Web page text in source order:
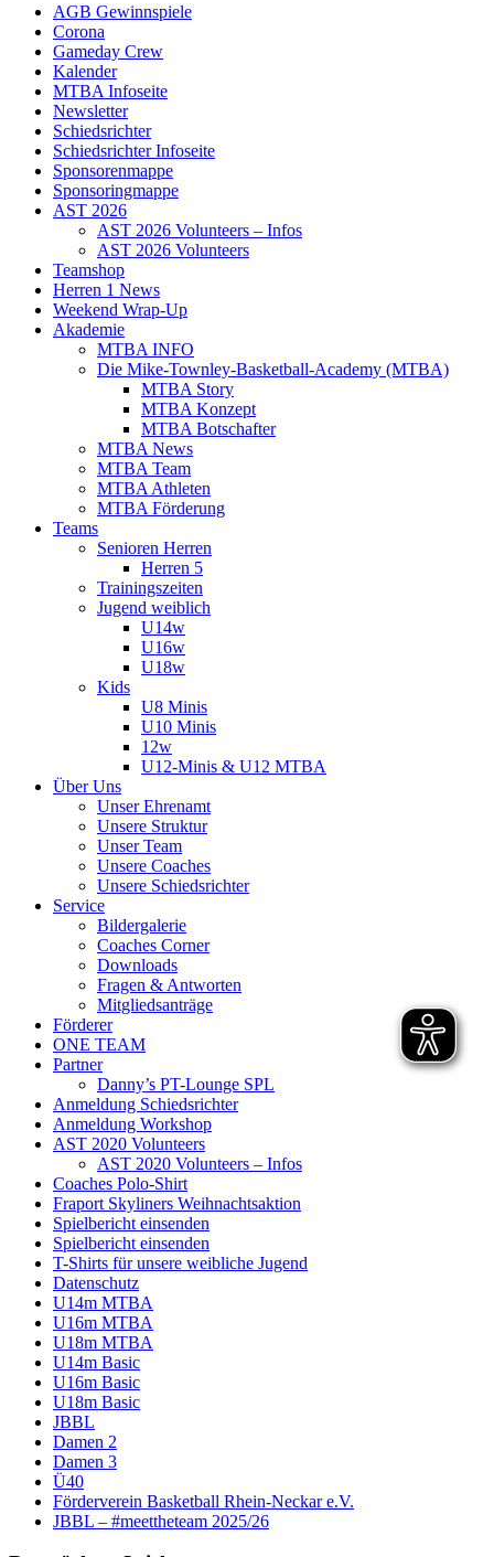
AGB Gewinnspiele
Corona
Gameday Crew
Kalender
MTBA Infoseite
Newsletter
Schiedsrichter
Schiedsrichter Infoseite
Sponsorenmappe
Sponsoringmappe
AST 2026
AST 2026 Volunteers – Infos
AST 2026 Volunteers
Teamshop
Herren 1 News
Weekend Wrap-Up
Akademie
MTBA INFO
Die Mike-Townley-Basketball-Academy (MTBA)
MTBA Story
MTBA Konzept
MTBA Botschafter
MTBA News
MTBA Team
MTBA Athleten
MTBA Förderung
Teams
Senioren Herren
Herren 5
Trainingszeiten
Jugend weiblich
U14w
U16w
U18w
Kids
U8 Minis
U10 Minis
12w
U12-Minis & U12 MTBA
Über Uns
Unser Ehrenamt
Unsere Struktur
Unser Team
Unsere Coaches
Unsere Schiedsrichter
Service
Bildergalerie
Coaches Corner
Downloads
Fragen & Antworten
Mitgliedsanträge
Förderer
ONE TEAM
Partner
Danny’s PT-Lounge SPL
Anmeldung Schiedsrichter
Anmeldung Workshop
AST 2020 Volunteers
AST 2020 Volunteers – Infos
Coaches Polo-Shirt
Fraport Skyliners Weihnachtsaktion
Spielbericht einsenden
Spielbericht einsenden
T-Shirts für unsere weibliche Jugend
Datenschutz
U14m MTBA
U16m MTBA
U18m MTBA
U14m Basic
U16m Basic
U18m Basic
JBBL
Damen 2
Damen 3
Ü40
Förderverein Basketball Rhein-Neckar e.V.
JBBL – #meettheteam 2025/26